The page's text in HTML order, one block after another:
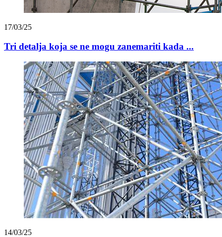
17/03/25
Tri detalja koja se ne mogu zanemariti kada ...
14/03/25